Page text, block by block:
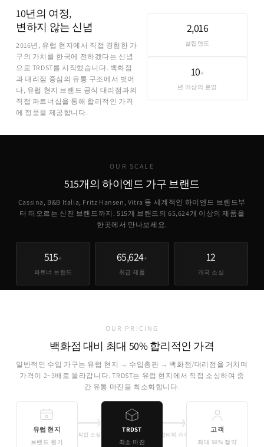
10년의 여정,
변하지 않는 신념
2016년, 유럽 현지에서 직접 경험한 가
구의 가치를 한국에 전하겠다는 신념
으로 TRDST를 시작했습니다. 백화점
과 대리점 중심의 유통 구조에서 벗어
나, 유럽 현지 브랜드 공식 대리점과의
직접 파트너십을 통해 합리적인 가격
에 정품을 제공합니다.
2,016
설립연도
10+
년 이상의 운영
OUR SCALE
515개의 하이엔드 가구 브랜드
Cassina, B&B Italia, Fritz Hansen, Vitra 등 세계적인 하이엔드 브랜드부
터 떠오르는 신진 브랜드까지. 515개 브랜드의65,624개 이상의 제품을
한곳에서 만나보세요.
515+
파트너 브랜드
65,624+
취급 제품
12
개국 소싱
OUR PRICING
백화점 대비 최대 50% 합리적인 가격
일반적인 수입 가구는 유럽 현지 → 수입총판 → 백화점/대리점을 거치며
가격이 2~3배로 올라갑니다. TRDST는 유럽 현지에서 직접 소싱하여 중
간 유통 마진을 최소화합니다.
유럽 현지
브랜드 원가
직접 소싱
TRDST
최소 마진
합리적 가격
고객
최대 50% 절약